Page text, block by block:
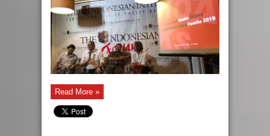
Read More »